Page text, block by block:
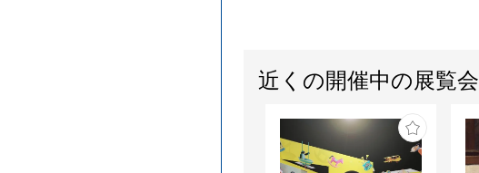
近くの開催中の展覧会